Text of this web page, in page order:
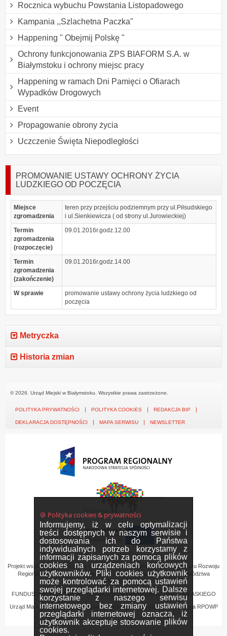
🍪 Polityka cookies & prywatności
Informujemy, iż w celu optymalizacji
treści dostępnych w naszym serwisie i
dostosowania ich do Państwa
indywidualnych potrzeb korzystamy z
informacji zapisanych za pomocą plików
cookies na urządzeniach końcowych
użytkowników. Pliki cookies użytkownik
może kontrolować za pomocą ustawień
swojej przeglądarki internetowej. Dalsze
korzystanie z naszego serwisu
internetowego bez zmiany ustawień
przeglądarki internetowej oznacza, iż
użytkownik akceptuje stosowanie plików
cookies.
Rocznica wybuchu Powstania Listopadowego
Kampania ,,Szlachetna Paczka"
Happening " Obejmij Polskę "
Ochrony funkcjonowania ZPS BIAFORM S.A. w
Białymstoku i ochrony miejsc pracy
Happening w ramach Dni Pamięci o Ofiarach
Wypadków Drogowych
Event
Propagowanie obrony życia
Uczczenie Święta Niepodległości
PROMOWANIE USTAWY OCHRONY ŻYCIA
LUDZKIEGO OD POCZĘCIA
Miejsce
zgromadzenia
teren przy przejściu podziemnym przy ul.Piłsudskiego
i ul.Sienkiewicza ( od strony ul.Jurowieckiej)
Termin
zgromadzenia
(rozpoczęcie)
09.01.2016r.godz.12.00
Termin
zgromadzenia
(zakończenie)
09.01.2016r.godz.14.00
W sprawie
promowanie ustawy ochrony życia ludzkiego od
poczęcia
Metryczka
Historia zmian
© 2026. Urząd Miejski w Białymstoku. Wszystkie prawa zastrzeżone.
POLITYKA PRYWATNOŚCI POLITYKA COOKIES REDAKCJA BIP
DEKLARACJA DOSTĘPNOŚCI MAPA SERWISU NEWSLETTER
Projekt współfinansowany przez Unię Europejską z Europejskiego Funduszu Rozwoju
Regionalnego w ramach Regionalnego Programu Operacyjnego Województwa
Podlaskiego na lata 2007-2013
FUNDUSZE EUROPEJSKIE - DLA ROZWOJU WOJEWÓDZTWA PODLASKIEGO
Urząd Marszałkowski Województwa Podlaskiego – Instytucja Zarządzająca RPOWP